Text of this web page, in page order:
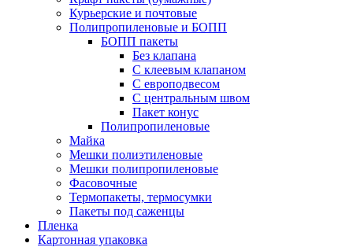
Курьерские и почтовые
Полипропиленовые и БОПП
БОПП пакеты
Без клапана
С клеевым клапаном
С европодвесом
С центральным швом
Пакет конус
Полипропиленовые
Майка
Мешки полиэтиленовые
Мешки полипропиленовые
Фасовочные
Термопакеты, термосумки
Пакеты под саженцы
Пленка
Картонная упаковка